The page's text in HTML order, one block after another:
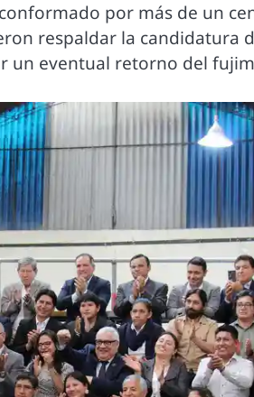
por más de un
respaldar la candidatura
un eventual retorno del